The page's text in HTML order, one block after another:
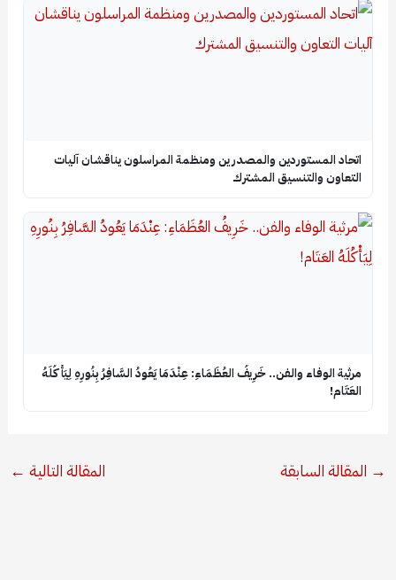
اتحاد المستوردين والمصدرين ومنظمة المراسلون يناقشان آليات
التعاون والتنسيق المشترك
​مرثية الوفاء والفن.. خَرِيفُ العُظَمَاءِ: عِنْدَمَا يَعُودُ السَّافِرُ بِنُورِهِ لِيَأْكُلَهُ
العَتَام!
→ المقالة السابقة المقالة التالية ←